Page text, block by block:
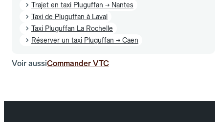
Trajet en taxi Pluguffan → Nantes
Taxi de Pluguffan à Laval
Taxi Pluguffan La Rochelle
Réserver un taxi Pluguffan → Caen
Voir aussiCommander VTC